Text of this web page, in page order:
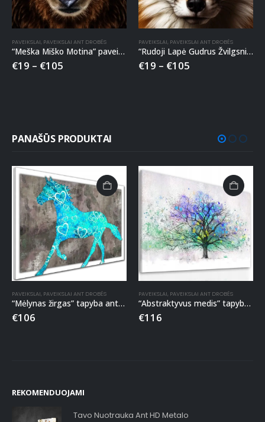
PAVEIKSLAI, PAVEIKSLAI ANT DROBĖS
“Meška Miško Motina” paveikslas ant drobės
€19 – €105
PAVEIKSLAI, PAVEIKSLAI ANT DROBĖS
“Rudoji Lapė Gudrus Žvilgsnis” paveikslas ant drobės
€19 – €105
PANAŠŪS PRODUKTAI
PAVEIKSLAI, PAVEIKSLAI ANT DROBĖS
“Mėlynas žirgas” tapyba ant drobės
€106
PAVEIKSLAI, PAVEIKSLAI ANT DROBĖS
“Abstraktyvus medis” tapyba ant drobės
€116
REKOMENDUOJAMI
Tavo Nuotrauka Ant HD Metalo